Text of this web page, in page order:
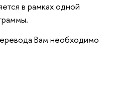
в рамках одной
Вам необходимо